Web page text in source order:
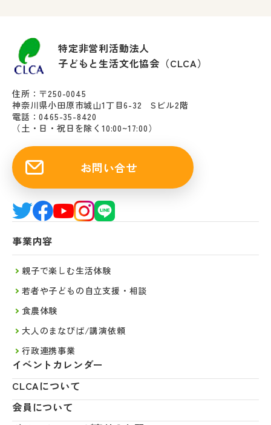
特定非営利活動法人
子どもと生活文化協会（CLCA）
住所：〒250-0045
神奈川県小田原市城山1丁目6-32 Sビル2階
電話：0465-35-8420
（土・日・祝日を除く10:00~17:00）
お問い合せ
事業内容
親子で楽しむ生活体験
若者や子どもの自立支援・相談
食農体験
大人のまなびば/講演依頼
行政連携事業
イベントカレンダー
CLCAについて
会員について